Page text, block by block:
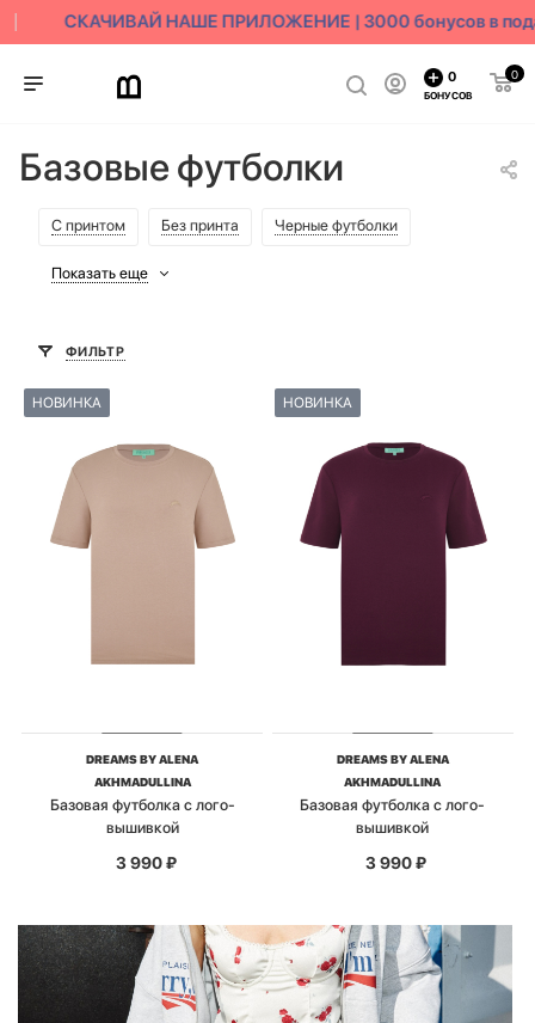
СКАЧИВАЙ НАШЕ ПРИЛОЖЕНИЕ | 3000 бонусов в
0
0
БОНУСОВ
Базовые футболки
С принтом Без принта Черные футболки
Показать еще
ФИЛЬТР
НОВИНКА
DREAMS BY ALENA
AKHMADULLINA
Базовая футболка с лого-
вышивкой
3 990₽
НОВИНКА
DREAMS BY ALENA
AKHMADULLINA
Базовая футболка с лого-
вышивкой
3 990₽